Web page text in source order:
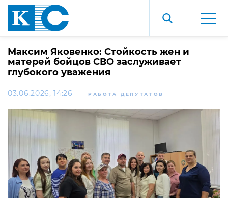
Максим Яковенко: Стойкость жен и
матерей бойцов СВО заслуживает
глубокого уважения
03.06.2026, 14:26 РАБОТА ДЕПУТАТОВ